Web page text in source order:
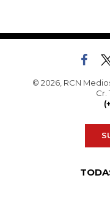
© 2026, RCN
Cr.